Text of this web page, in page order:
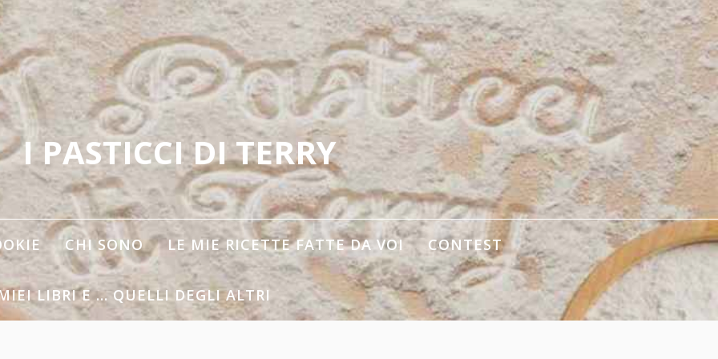
I PASTICCI DI TERRY
CHI SONO LE MIE RICETTE FATTE DA VOI CONTEST
LIBRI E … QUELLI DEGLI ALTRI